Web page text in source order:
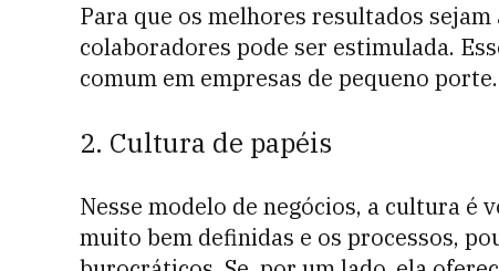
Para que os melhores resultados
colaboradores pode ser estimulada.
comum em empresas de pequeno porte.
2. Cultura de papéis
Nesse modelo de negócios, a cultura é
muito bem definidas e os processos,